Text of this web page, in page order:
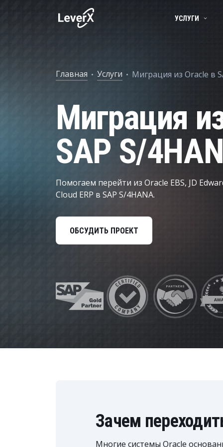
УСЛУГИ
УСЛУГИ
SAP S/4HANA В ОБЛАКЕ
ИСКУССТВЕННЫЙ ИНТЕЛЛЕКТ (ИИ)
РЕШЕНИЯ SAP S/4HANA
Цепочки поставок
Жизненный цикл продукта
Управление финансами
Аналитика и данные
Управление активами
Управление расходами
Маркетинг и продажи
Безопасность
ПРОДУКТЫ
SAP
SAP
Главная Услуги Миграция из Oracle в
Миграция
SAP S/
Помогаем перейти из Oracle EBS, JD
Cloud ERP в SAP S/4HANA.
ОБСУДИТЬ ПРОЕКТ
Зачем
Многие системы Oracle